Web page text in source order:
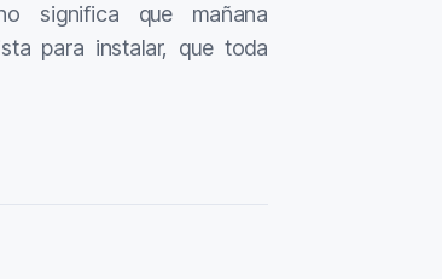
significa que mañana
para instalar, que toda